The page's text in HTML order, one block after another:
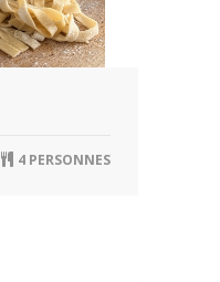
4 PERSONNES